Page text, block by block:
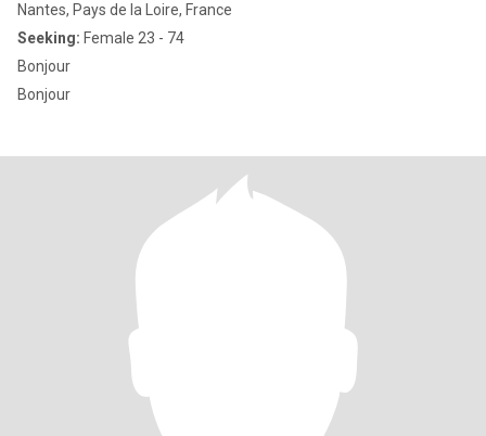
Nantes, Pays de la Loire, France
Seeking: Female 23 - 74
Bonjour
Bonjour